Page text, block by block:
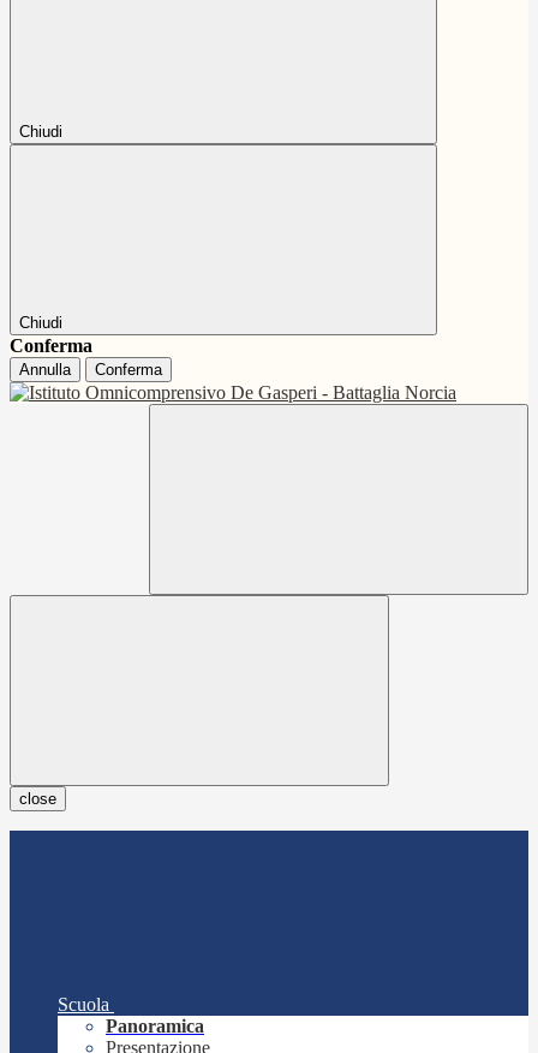
Chiudi
Chiudi
Conferma
Annulla Conferma
close
Scuola
Panoramica
Presentazione